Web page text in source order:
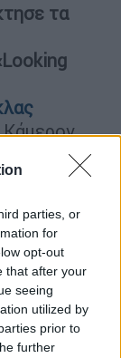
parties, or
for
opt-out
that after your
seeing
utilized by
prior to
further
τα
Κάμερον.